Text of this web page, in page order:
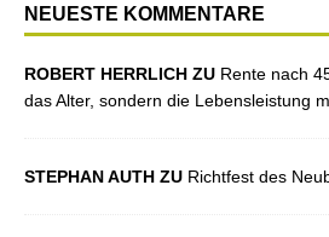
NEUESTE KOMMENTARE
ROBERT HERRLICH ZU Rente nach
das Alter, sondern die Lebensleistung
STEPHAN AUTH ZU Richtfest des